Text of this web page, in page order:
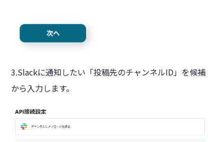
3.Slackに通知したい「投稿先のチャンネルID」を候補
から入力します。